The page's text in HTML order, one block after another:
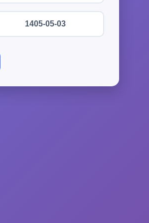
1405-05-03